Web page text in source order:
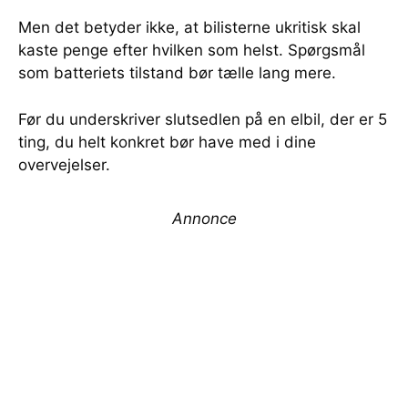
Men det betyder ikke, at bilisterne ukritisk skal
kaste penge efter hvilken som helst. Spørgsmål
som batteriets tilstand bør tælle lang mere.
Før du underskriver slutsedlen på en elbil, der er 5
ting, du helt konkret bør have med i dine
overvejelser.
Annonce